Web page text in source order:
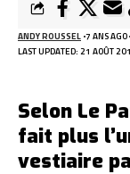
LAST UPDATED: 21 AOÛT
ANDY ROUSSEL 7 ANS AGO
Selon Le
fait plus
vestiaire